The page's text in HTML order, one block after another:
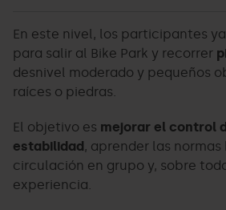
En este nivel, los participantes
para salir al Bike Park y recorrer
desnivel moderado y pequeños
raíces o piedras.
El objetivo es mejorar el control
estabilidad, aprender las normas
circulación en grupo y, sobre
experiencia.